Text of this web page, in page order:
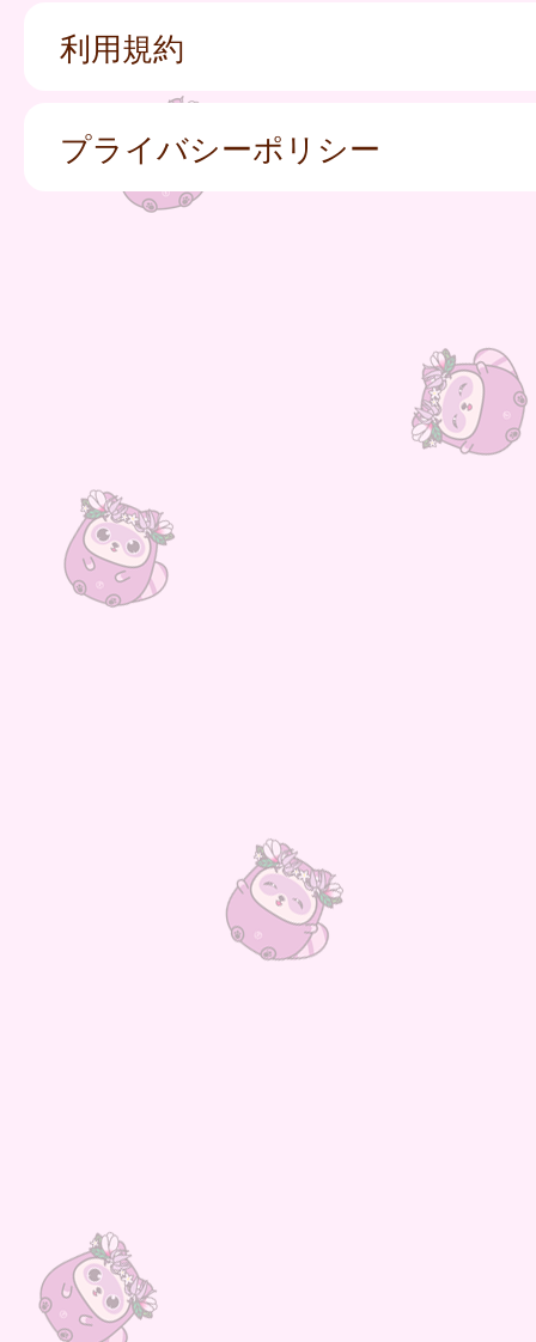
利用規約
プライバシーポリシー